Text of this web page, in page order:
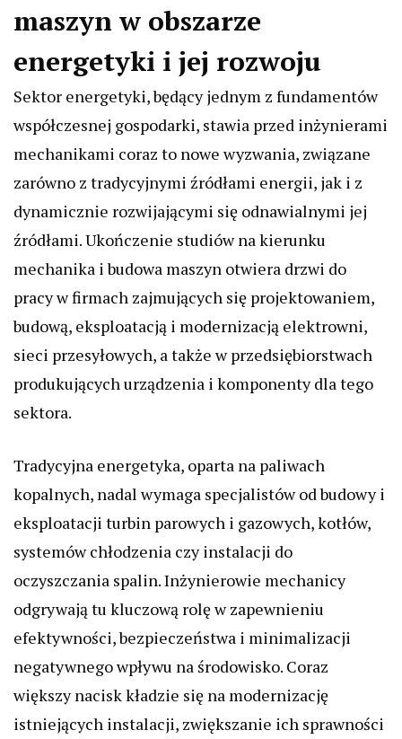
maszyn w obszarze
energetyki i jej rozwoju
Sektor energetyki, będący jednym z fundamentów
współczesnej gospodarki, stawia przed inżynierami
mechanikami coraz to nowe wyzwania, związane
zarówno z tradycyjnymi źródłami energii, jak i z
dynamicznie rozwijającymi się odnawialnymi jej
źródłami. Ukończenie studiów na kierunku
mechanika i budowa maszyn otwiera drzwi do
pracy w firmach zajmujących się projektowaniem,
budową, eksploatacją i modernizacją elektrowni,
sieci przesyłowych, a także w przedsiębiorstwach
produkujących urządzenia i komponenty dla tego
sektora.
Tradycyjna energetyka, oparta na paliwach
kopalnych, nadal wymaga specjalistów od budowy i
eksploatacji turbin parowych i gazowych, kotłów,
systemów chłodzenia czy instalacji do
oczyszczania spalin. Inżynierowie mechanicy
odgrywają tu kluczową rolę w zapewnieniu
efektywności, bezpieczeństwa i minimalizacji
negatywnego wpływu na środowisko. Coraz
większy nacisk kładzie się na modernizację
istniejących instalacji, zwiększanie ich sprawności